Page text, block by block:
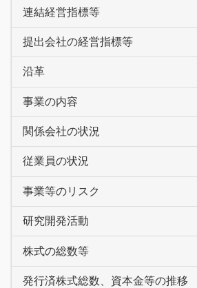
連結経営指標等
提出会社の経営指標等
沿革
事業の内容
関係会社の状況
従業員の状況
事業等のリスク
研究開発活動
株式の総数等
発行済株式総数、資本金等の推移